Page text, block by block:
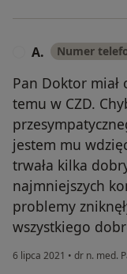
A. Numer
Pan Doktor
temu w CZD.
jestem mu
trwała kilka
najmniejszych
problemy
wszystkiego
6 lipca 2021 • dr n. med.